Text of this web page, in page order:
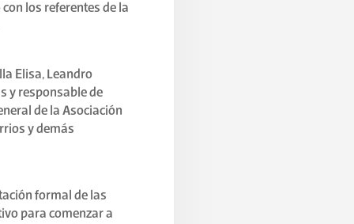
los referentes de la
Elisa, Leandro
y responsable de
de la Asociación
y demás
formal de las
para comenzar a